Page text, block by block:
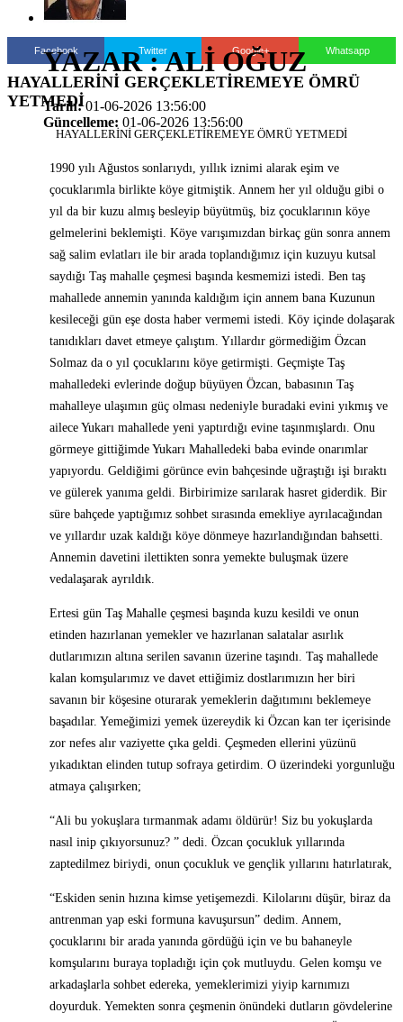
YAZAR : ALİ OĞUZ
Tarih:01-06-2026 13:56:00
Güncelleme: 01-06-2026 13:56:00
Facebook Twitter Google+ Whatsapp
HAYALLERİNİ GERÇEKLETİREMEYE ÖMRÜ
YETMEDİ
HAYALLERİNİ GERÇEKLETİREMEYE ÖMRÜ YETMEDİ
1990 yılı Ağustos sonlarıydı, yıllık iznimi alarak eşim ve
çocuklarımla birlikte köye gitmiştik. Annem her yıl olduğu gibi o
yıl da bir kuzu almış besleyip büyütmüş, biz çocuklarının köye
gelmelerini beklemişti. Köye varışımızdan birkaç gün sonra annem
sağ salim evlatları ile bir arada toplandığımız için kuzuyu kutsal
saydığı Taş mahalle çeşmesi başında kesmemizi istedi. Ben taş
mahallede annemin yanında kaldığım için annem bana Kuzunun
kesileceği gün eşe dosta haber vermemi istedi. Köy içinde dolaşarak
tanıdıkları davet etmeye çalıştım. Yıllardır görmediğim Özcan
Solmaz da o yıl çocuklarını köye getirmişti. Geçmişte Taş
mahalledeki evlerinde doğup büyüyen Özcan, babasının Taş
mahalleye ulaşımın güç olması nedeniyle buradaki evini yıkmış ve
ailece Yukarı mahallede yeni yaptırdığı evine taşınmışlardı. Onu
görmeye gittiğimde Yukarı Mahalledeki baba evinde onarımlar
yapıyordu. Geldiğimi görünce evin bahçesinde uğraştığı işi bıraktı
ve gülerek yanıma geldi. Birbirimize sarılarak hasret giderdik. Bir
süre bahçede yaptığımız sohbet sırasında emekliye ayrılacağından
ve yıllardır uzak kaldığı köye dönmeye hazırlandığından bahsetti.
Annemin davetini ilettikten sonra yemekte buluşmak üzere
vedalaşarak ayrıldık.
Ertesi gün Taş Mahalle çeşmesi başında kuzu kesildi ve onun
etinden hazırlanan yemekler ve hazırlanan salatalar asırlık
dutlarımızın altına serilen savanın üzerine taşındı. Taş mahallede
kalan komşularımız ve davet ettiğimiz dostlarımızın her biri
savanın bir köşesine oturarak yemeklerin dağıtımını beklemeye
başadılar. Yemeğimizi yemek üzereydik ki Özcan kan ter içerisinde
zor nefes alır vaziyette çıka geldi. Çeşmeden ellerini yüzünü
yıkadıktan elinden tutup sofraya getirdim. O üzerindeki yorgunluğu
atmaya çalışırken;
“Ali bu yokuşlara tırmanmak adamı öldürür! Siz bu yokuşlarda
nasıl inip çıkıyorsunuz? ” dedi. Özcan çocukluk yıllarında
zaptedilmez biriydi, onun çocukluk ve gençlik yıllarını hatırlatırak,
“Eskiden senin hızına kimse yetişemezdi. Kilolarını düşür, biraz da
antrenman yap eski formuna kavuşursun” dedim. Annem,
çocuklarını bir arada yanında gördüğü için ve bu bahaneyle
komşularını buraya topladığı için çok mutluydu. Gelen komşu ve
arkadaşlarla sohbet edereka, yemeklerimizi yiyip karnımızı
doyurduk. Yemekten sonra çeşmenin önündeki dutların gövdelerine